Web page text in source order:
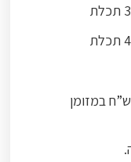
הובלה והרכבה עד בית הלקוח, 400 ש”ח במזומן